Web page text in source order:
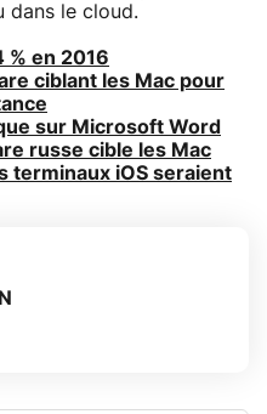
dans le cloud.
% en 2016
ciblant les Mac pour
sur Microsoft Word
russe cible les Mac
terminaux iOS seraient